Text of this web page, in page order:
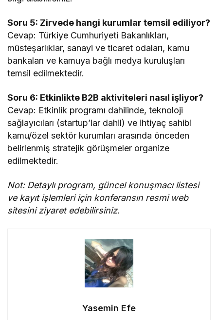
Soru 5: Zirvede hangi kurumlar temsil ediliyor?
Cevap: Türkiye Cumhuriyeti Bakanlıkları,
müsteşarlıklar, sanayi ve ticaret odaları, kamu
bankaları ve kamuya bağlı medya kuruluşları
temsil edilmektedir.
Soru 6: Etkinlikte B2B aktiviteleri nasıl işliyor?
Cevap: Etkinlik programı dahilinde, teknoloji
sağlayıcıları (startup’lar dahil) ve ihtiyaç sahibi
kamu/özel sektör kurumları arasında önceden
belirlenmiş stratejik görüşmeler organize
edilmektedir.
Not: Detaylı program, güncel konuşmacı listesi
ve kayıt işlemleri için konferansın resmi web
sitesini ziyaret edebilirsiniz.
Yasemin Efe